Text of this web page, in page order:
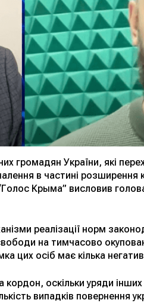
громадян України, які
в частині розширення
Крыма” висловив
реалізації норм
на тимчасово
осіб має кілька
оскільки уряди інших
випадків повернення